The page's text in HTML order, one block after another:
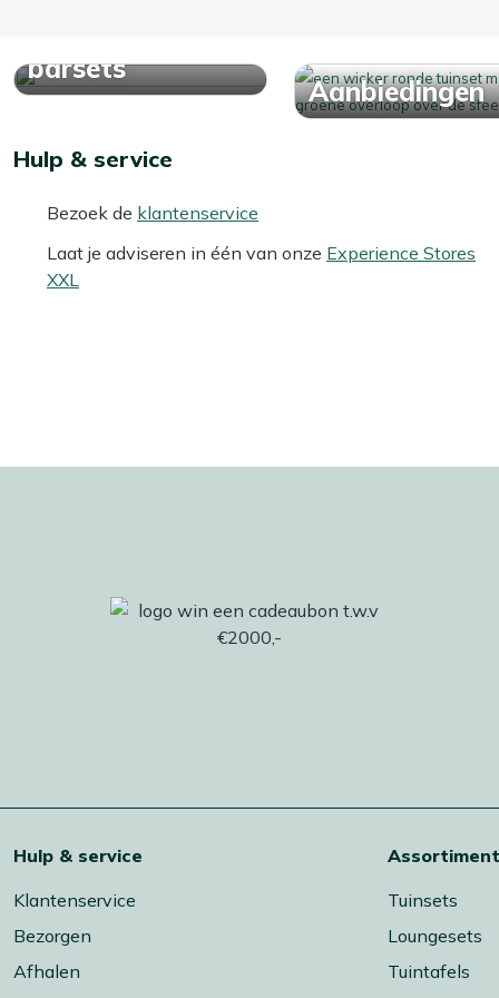
barsets
Aanbiedingen
Hulp & service
Bezoek de klantenservice
Laat je adviseren in één van onze Experience Stores
XXL
Hulp & service
Klantenservice
Bezorgen
Afhalen
Assortiment
Tuinsets
Loungesets
Tuintafels